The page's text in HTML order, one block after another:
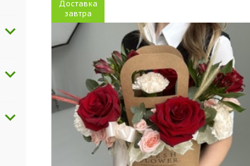
Доставка
завтра